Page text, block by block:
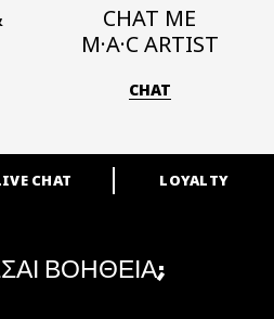
CHAT ΜΕ
M·A·C ARTIST
CHAT
CHAT LOYALTY
ΒΟΗΘΕΙΑ;